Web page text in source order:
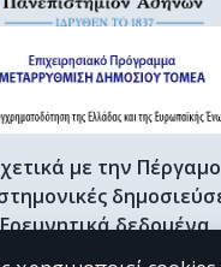
με την Πέργαμο
Ερευνητικά δεδομένα
διατριβές & Γκρίζα